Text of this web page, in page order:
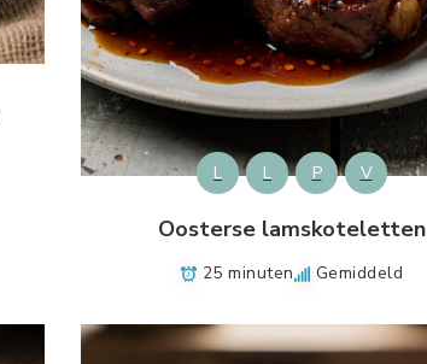
L L P V
Oosterse lamskoteletten
25 minuten Gemiddeld